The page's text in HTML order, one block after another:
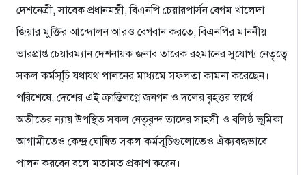
দেশনেত্রী, সাবেক প্রধানমন্ত্রী, বিএনপি চেয়ারপার্সন বেগম খালেদা
জিয়ার মুক্তির আন্দোলন আরও বেগবান করতে, বিএনপির মাননীয়
ভারপ্রাপ্ত চেয়ারম্যান দেশনায়ক জনাব তারেক রহমানের সুযোগ্য নেতৃত্বে
সকল কর্মসূচি যথাযথ পালনের মাধ্যমে সফলতা কামনা করেছেন।
পরিশেষে, দেশের এই ক্রান্তিলগ্নে জনগন ও দলের বৃহত্তর স্বার্থে
অতীতের ন্যায় উপস্থিত সকল নেতৃবৃন্দ তাদের সাহসী ও বলিষ্ঠ ভূমিকা
আগামীতেও কেন্দ্র ঘোষিত সকল কর্মসূচিগুলোতেও ঐক্যবদ্ধভাবে
পালন করবেন বলে মতামত প্রকাশ করেন।